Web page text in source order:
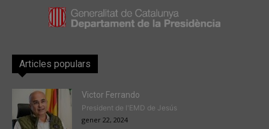
Articles populars
Victor Ferrando
President de l'EMD de Jesús
gener 22, 2024